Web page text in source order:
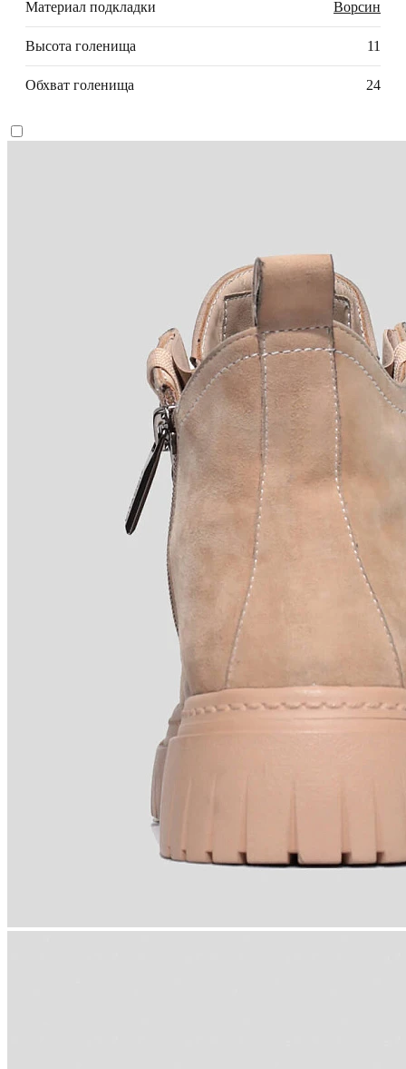
Материал подкладки Ворсин
Высота голенища 11
Обхват голенища 24